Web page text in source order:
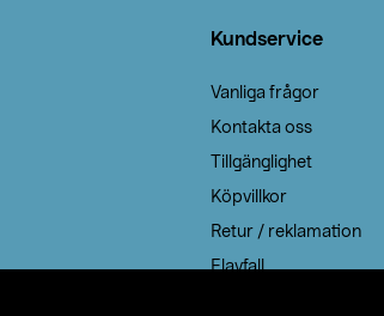
Kundservice
Vanliga frågor
Kontakta oss
Tillgänglighet
Köpvillkor
Retur / reklamation
Elavfall